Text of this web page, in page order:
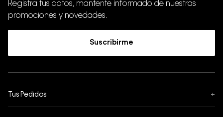
Registra tus datos, mantente informado de nuestras
promociones y novedades.
Suscribirme
Tus Pedidos +